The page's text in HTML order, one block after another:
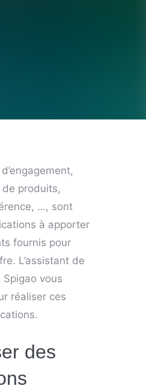
produits,
…, sont
à apporter
fournis pour
L’assistant de
vous
réaliser ces
des